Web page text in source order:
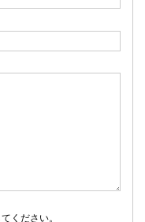
ください。